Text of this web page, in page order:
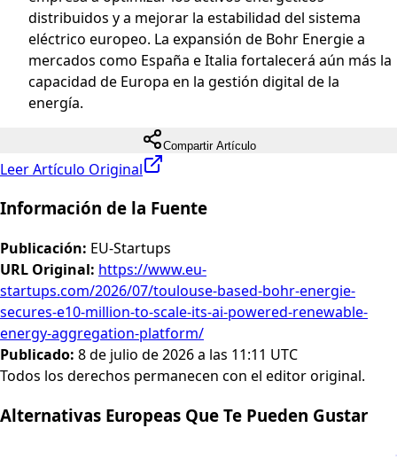
distribuidos y a mejorar la estabilidad del sistema
eléctrico europeo. La expansión de Bohr Energie a
mercados como España e Italia fortalecerá aún más la
capacidad de Europa en la gestión digital de la
energía.
Compartir Artículo
Leer Artículo Original
Información de la Fuente
Publicación: EU-Startups
URL Original: https://www.eu-
startups.com/2026/07/toulouse-based-bohr-energie-
secures-e10-million-to-scale-its-ai-powered-renewable-
energy-aggregation-platform/
Publicado: 8 de julio de 2026 a las 11:11 UTC
Todos los derechos permanecen con el editor original.
Alternativas Europeas Que Te Pueden Gustar